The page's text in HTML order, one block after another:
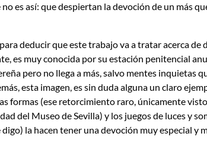
es así: que despiertan la devoción de un más
deducir que este trabajo va a tratar acerca de
es muy conocida por su estación penitencial
pero no llega a más, salvo mentes inquietas
esta imagen, es sin duda alguna un claro
formas (ese retorcimiento raro, únicamente
del Museo de Sevilla) y los juegos de luces y
la hacen tener una devoción muy especial y